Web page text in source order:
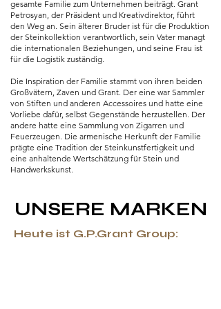
gesamte Familie zum Unternehmen beiträgt. Grant
Petrosyan, der Präsident und Kreativdirektor, führt
den Weg an. Sein älterer Bruder ist für die Produktion
der Steinkollektion verantwortlich, sein Vater managt
die internationalen Beziehungen, und seine Frau ist
für die Logistik zuständig.
Die Inspiration der Familie stammt von ihren beiden
Großvätern, Zaven und Grant. Der eine war Sammler
von Stiften und anderen Accessoires und hatte eine
Vorliebe dafür, selbst Gegenstände herzustellen. Der
andere hatte eine Sammlung von Zigarren und
Feuerzeugen. Die armenische Herkunft der Familie
prägte eine Tradition der Steinkunstfertigkeit und
eine anhaltende Wertschätzung für Stein und
Handwerkskunst.
UNSERE MARKEN
Heute ist G.P.Grant Group: